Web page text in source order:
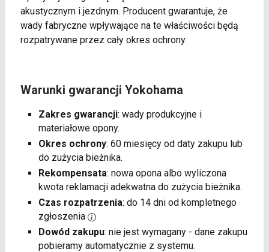
akustycznym i jezdnym. Producent gwarantuje, że
wady fabryczne wpływające na te właściwości będą
rozpatrywane przez cały okres ochrony.
Warunki gwarancji Yokohama
Zakres gwarancji: wady produkcyjne i
materiałowe opony.
Okres ochrony: 60 miesięcy od daty zakupu lub
do zużycia bieżnika.
Rekompensata: nowa opona albo wyliczona
kwota reklamacji adekwatna do zużycia bieżnika.
Czas rozpatrzenia: do 14 dni od kompletnego
zgłoszenia
Dowód zakupu: nie jest wymagany - dane zakupu
pobieramy automatycznie z systemu.